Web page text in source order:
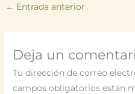
← Entrada anterior
Deja un
Tu dirección de correo
campos obligatorios están